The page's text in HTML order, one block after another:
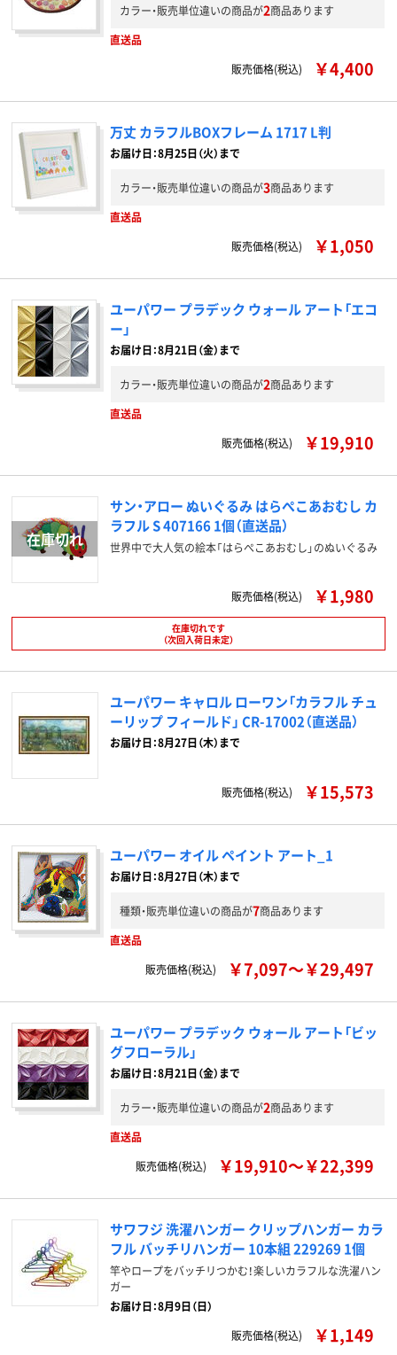
カラー・販売単位違いの商品が2商品あります
直送品
販売価格(税込)
￥4,400
万丈 カラフルBOXフレーム 1717 L判
お届け日：8月25日（火）まで
カラー・販売単位違いの商品が3商品あります
直送品
販売価格(税込)
￥1,050
ユーパワー プラデック ウォール アート「エコ
ー」
お届け日：8月21日（金）まで
カラー・販売単位違いの商品が2商品あります
直送品
販売価格(税込)
￥19,910
サン・アロー ぬいぐるみ はらぺこあおむし カ
ラフル S 407166 1個（直送品）
世界中で大人気の絵本「はらぺこあおむし」のぬいぐるみ
販売価格(税込) ￥1,980
在庫切れです
（次回入荷日未定）
ユーパワー キャロル ローワン「カラフル チュ
ーリップ フィールド」 CR-17002（直送品）
お届け日：8月27日（木）まで
販売価格(税込) ￥15,573
ユーパワー オイル ペイント アート_1
お届け日：8月27日（木）まで
種類・販売単位違いの商品が7商品あります
直送品
販売価格(税込)
￥7,097～￥29,497
ユーパワー プラデック ウォール アート「ビッ
グフローラル」
お届け日：8月21日（金）まで
カラー・販売単位違いの商品が2商品あります
直送品
販売価格(税込)
￥19,910～￥22,399
サワフジ 洗濯ハンガー クリップハンガー カラ
フル バッチリハンガー 10本組 229269 1個
竿やロープをバッチリつかむ！楽しいカラフルな洗濯ハン
ガー
お届け日：8月9日（日）
販売価格(税込)
￥1,149